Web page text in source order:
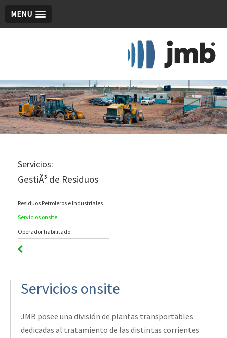
MENU
Servicios:
GestiÃ³ de Residuos
Residuos Petroleros e Industriales
Servicios onsite
Operador habilitado
Servicios onsite
JMB posee una división de plantas transportables
dedicadas al tratamiento de las distintas corrientes